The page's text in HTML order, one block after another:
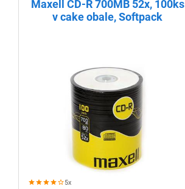
Maxell CD-R 700MB 52x, 100ks
v cake obale, Softpack
5x